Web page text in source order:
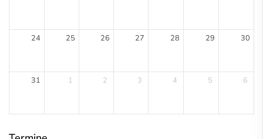
24 25 26 27 28 29 30
31 1 2 3 4 5 6